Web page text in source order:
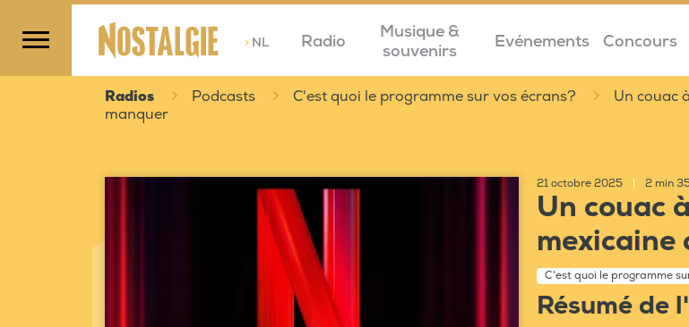
>NL Radio
Musique &
souvenirs
Evénements Concours
Radios Podcasts C'est quoi le programme sur vos écrans?
Un couac
manquer
21 octobre 2025 2 min
Un couac
mexicaine
C'est quoi le programme
Résumé de